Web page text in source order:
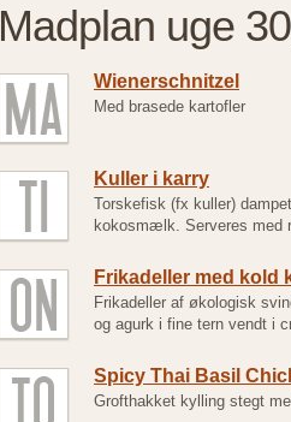
Madplan uge
Wienerschnitzel
Med brasede kartofler
Kuller i karry
Torskefisk (fx kuller)
kokosmælk. Serveres med
Frikadeller med kold
Frikadeller af økologisk
og agurk i fine tern vendt i
Spicy Thai Basil
Grofthakket kylling stegt